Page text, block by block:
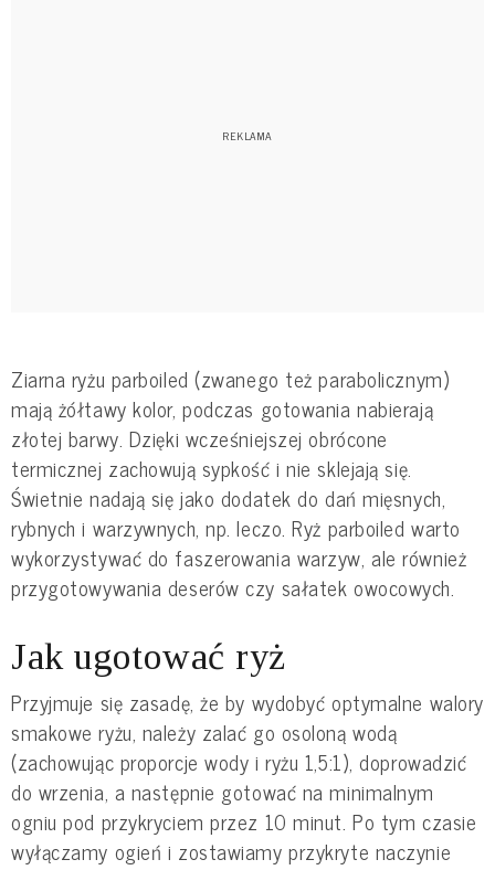
Ziarna ryżu parboiled (zwanego też parabolicznym)
mają żółtawy kolor, podczas gotowania nabierają
złotej barwy. Dzięki wcześniejszej obrócone
termicznej zachowują sypkość i nie sklejają się.
Świetnie nadają się jako dodatek do dań mięsnych,
rybnych i warzywnych, np. leczo. Ryż parboiled warto
wykorzystywać do faszerowania warzyw, ale również
przygotowywania deserów czy sałatek owocowych.
Jak ugotować ryż
Przyjmuje się zasadę, że by wydobyć optymalne walory
smakowe ryżu, należy zalać go osoloną wodą
(zachowując proporcje wody i ryżu 1,5:1), doprowadzić
do wrzenia, a następnie gotować na minimalnym
ogniu pod przykryciem przez 10 minut. Po tym czasie
wyłączamy ogień i zostawiamy przykryte naczynie